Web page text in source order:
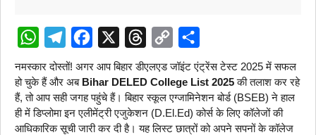
h
a
t
e
l
e
a
c
e
h
r
e
o
p
y
h
a
नमस्कार दोस्तों! अगर आप बिहार डीएलएड जॉइंट एंट्रेंस टेस्ट 2025 में सफल
हो चुके हैं और अब Bihar DELED College List 2025की तलाश कर रहे
हैं, तो आप सही जगह पहुंचे हैं। बिहार स्कूल एग्जामिनेशन बोर्ड (BSEB) ने हाल
ही में डिप्लोमा इन एलीमेंट्री एजुकेशन (D.El.Ed) कोर्स के लिए कॉलेजों की
आधिकारिक सूची जारी कर दी है। यह लिस्ट छात्रों को अपने सपनों के कॉलेज